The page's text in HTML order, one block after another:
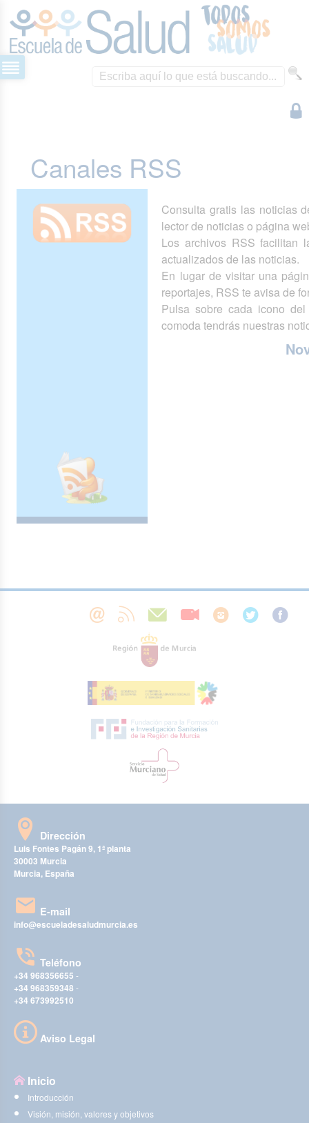
Canales RSS
Consulta gratis las noticias
lector de noticias o página
Los archivos RSS facilitan
actualizados de las noticias.
En lugar de visitar una
reportajes, RSS te avisa de
Pulsa sobre cada icono
comoda tendrás nuestras
Dirección
Luis Fontes Pagán 9, 1ª planta
30003 Murcia
Murcia, España
E-mail
info@escueladesaludmurcia.es
Teléfono
+34 968356655 -
+34 968359348 -
+34 673992510
Aviso Legal
Inicio
Introducción
Visión, misión, valores y objetivos